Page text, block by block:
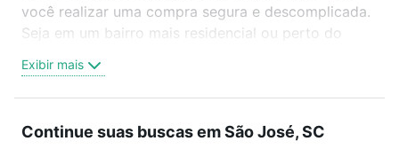
você realizar uma compra segura e descomplicada.
Seja em um bairro mais residencial ou perto do
oferta ideal de Imóveis à venda em São José, SC
para conquistar seu sonho. Agende uma visita
compromisso e você ainda conta com mais de 46
Exibir mais
Continue suas buscas em São José, SC